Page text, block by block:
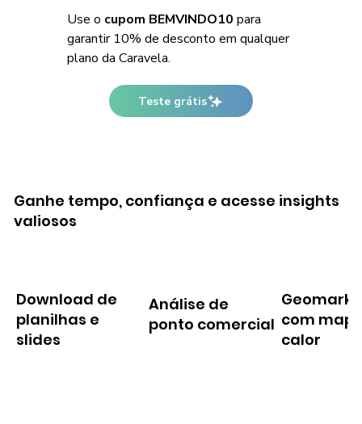
Use o cupom BEMVINDO10 para
garantir 10% de desconto em qualquer
plano da Caravela.
Teste grátis
Download de
planilhas e
slides
Análise de
ponto comercial com
calor
Ganhe tempo, confiança e acesse insights
valiosos